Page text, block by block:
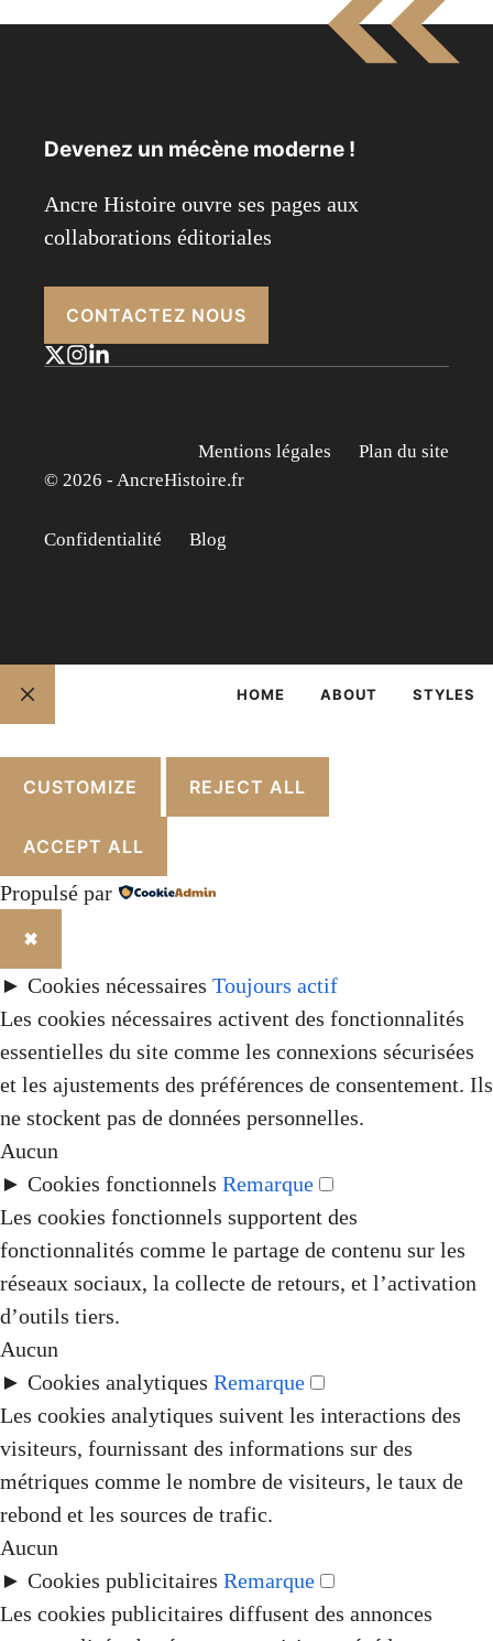
Devenez un mécène moderne !
Ancre Histoire ouvre ses pages aux
collaborations éditoriales
CONTACTEZ NOUS
Mentions légales
Plan du site
© 2026 - AncreHistoire.fr
Confidentialité Blog
FERMER
HOME ABOUT STYLES
CUSTOMIZE REJECT ALL
ACCEPT ALL
Propulsé par
✖
► Cookies nécessaires Toujours actif
Les cookies nécessaires activent des fonctionnalités
essentielles du site comme les connexions sécurisées
et les ajustements des préférences de consentement. Ils
ne stockent pas de données personnelles.
Aucun
► Cookies fonctionnels Remarque
Les cookies fonctionnels supportent des
fonctionnalités comme le partage de contenu sur les
réseaux sociaux, la collecte de retours, et l’activation
d’outils tiers.
Aucun
► Cookies analytiques Remarque
Les cookies analytiques suivent les interactions des
visiteurs, fournissant des informations sur des
métriques comme le nombre de visiteurs, le taux de
rebond et les sources de trafic.
Aucun
► Cookies publicitaires Remarque
Les cookies publicitaires diffusent des annonces